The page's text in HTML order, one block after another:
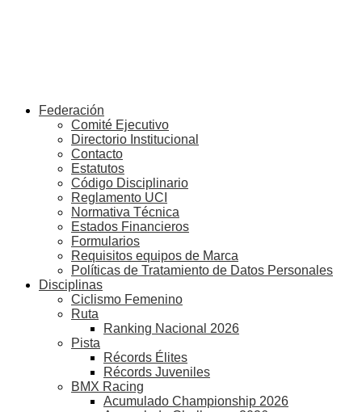
Federación
Comité Ejecutivo
Directorio Institucional
Contacto
Estatutos
Código Disciplinario
Reglamento UCI
Normativa Técnica
Estados Financieros
Formularios
Requisitos equipos de Marca
Políticas de Tratamiento de Datos Personales
Disciplinas
Ciclismo Femenino
Ruta
Ranking Nacional 2026
Pista
Récords Élites
Récords Juveniles
BMX Racing
Acumulado Championship 2026